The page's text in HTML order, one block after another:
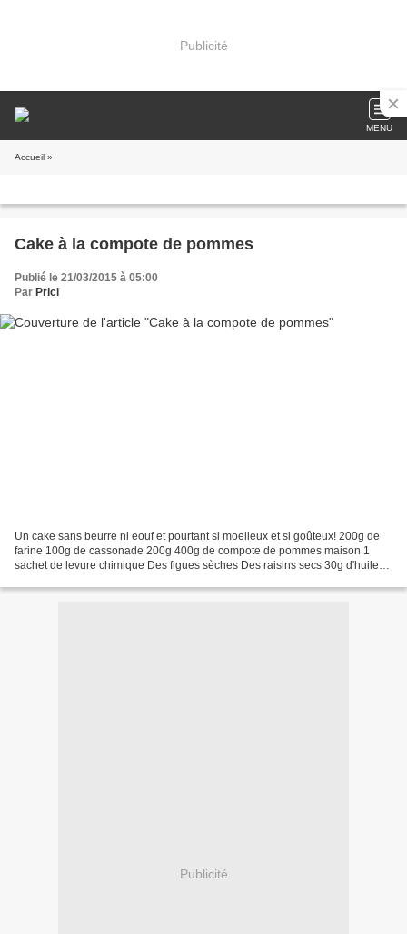
Publicité
MENU
Accueil »
Cake à la compote de pommes
Publié le 21/03/2015 à 05:00
Par Prici
Un cake sans beurre ni eouf et pourtant si moelleux et si goûteux! 200g de
farine 100g de cassonade 200g 400g de compote de pommes maison 1
sachet de levure chimique Des figues sèches Des raisins secs 30g d'huile
Publicité